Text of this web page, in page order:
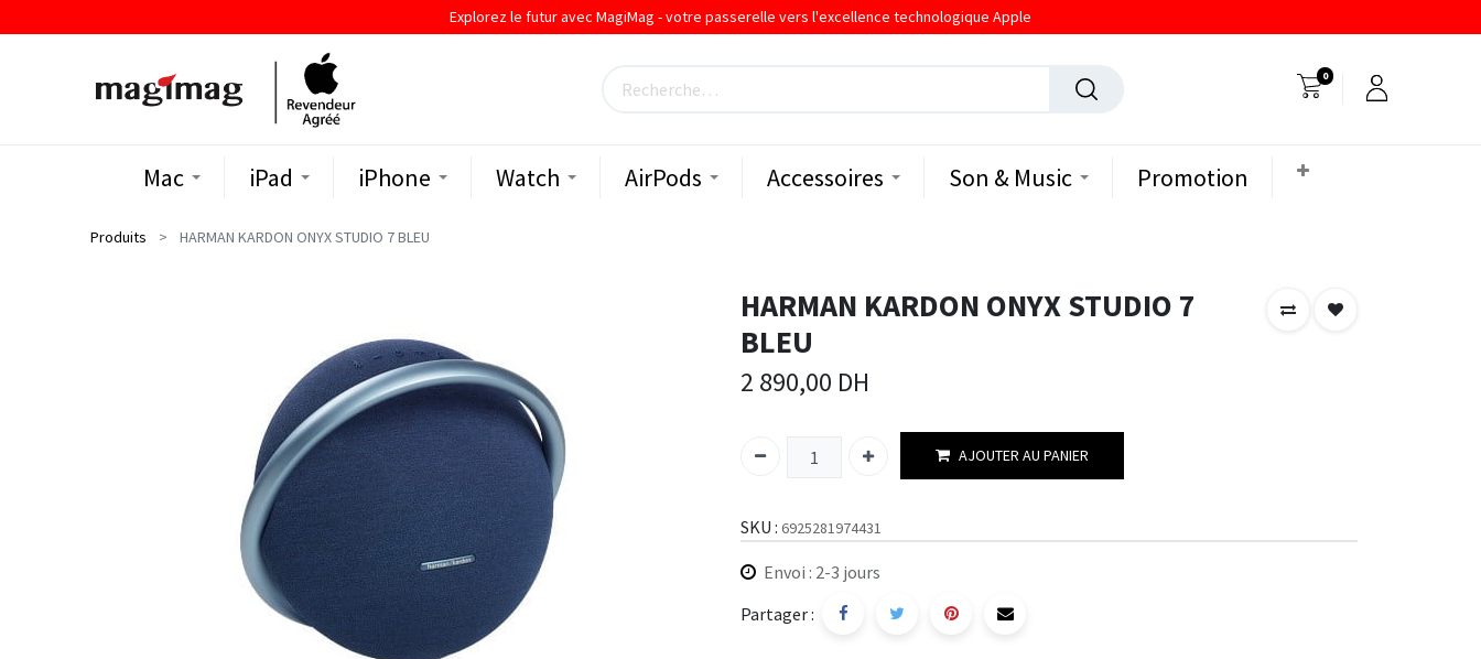
Explorez le futur avec MagiMag - votre passerelle vers l'excellence technologique Apple
0
Mac iPad iPhone Watch AirPods Accessoires Son & Music Promotion
Produits HARMAN KARDON ONYX STUDIO 7 BLEU
HARMAN KARDON ONYX STUDIO 7
BLEU
2 890,00 DH
AJOUTER AU PANIER
SKU : 6925281974431
Envoi : 2-3 jours
Partager :